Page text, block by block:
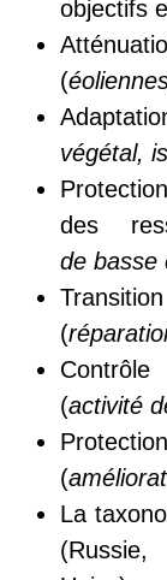
objectifs
(
végétal,
des
de basse
(
(activité
(
La